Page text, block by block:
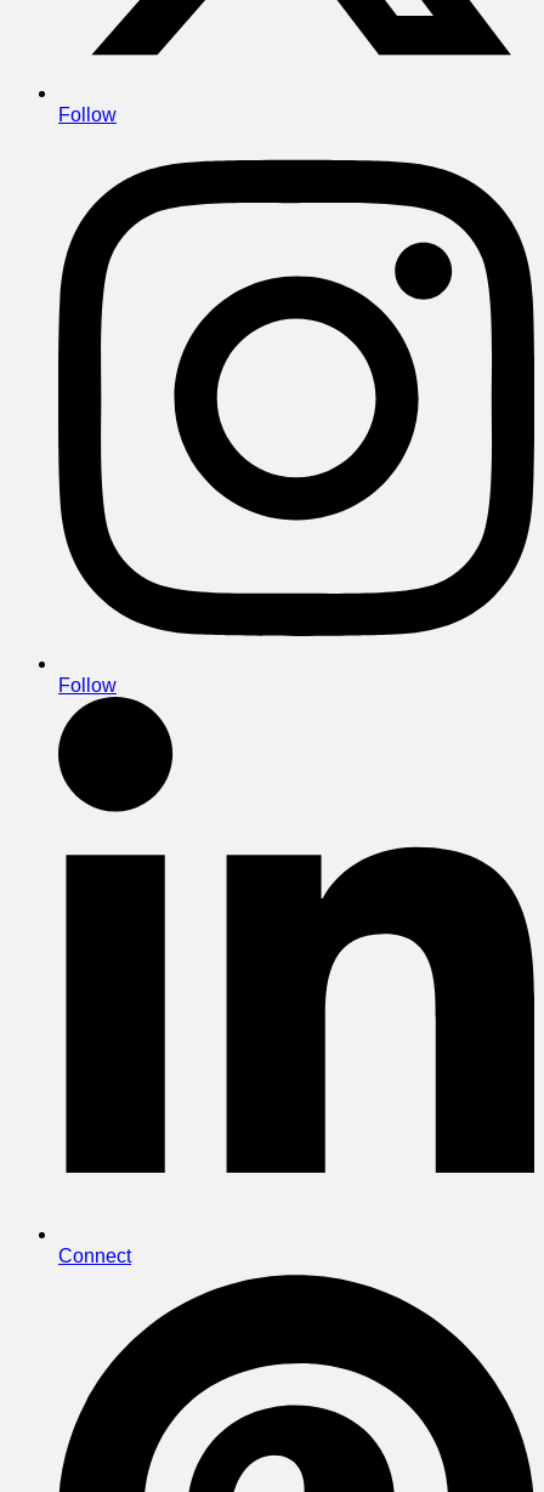
Follow
Follow
Connect